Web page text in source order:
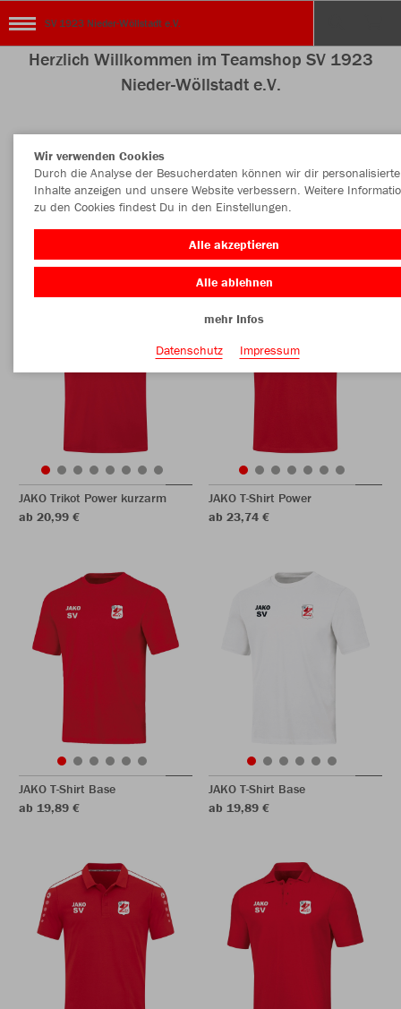
SV 1923 Nieder-Wöllstadt e.V.
Herzlich Willkommen im Teamshop SV 1923
Nieder-Wöllstadt e.V.
Nachhaltig Farbe
JAKO Trikot Power kurzarm
ab 20,99 €
JAKO T-Shirt Power
ab 23,74 €
JAKO T-Shirt Base
ab 19,89 €
JAKO T-Shirt Base
ab 19,89 €
Wir verwenden Cookies
Durch die Analyse der Besucherdaten können wir dir personalisierte
Inhalte anzeigen und unsere Website verbessern. Weitere
zu den Cookies findest Du in den Einstellungen.
Alle akzeptieren
Alle ablehnen
mehr Infos
Datenschutz
Impressum